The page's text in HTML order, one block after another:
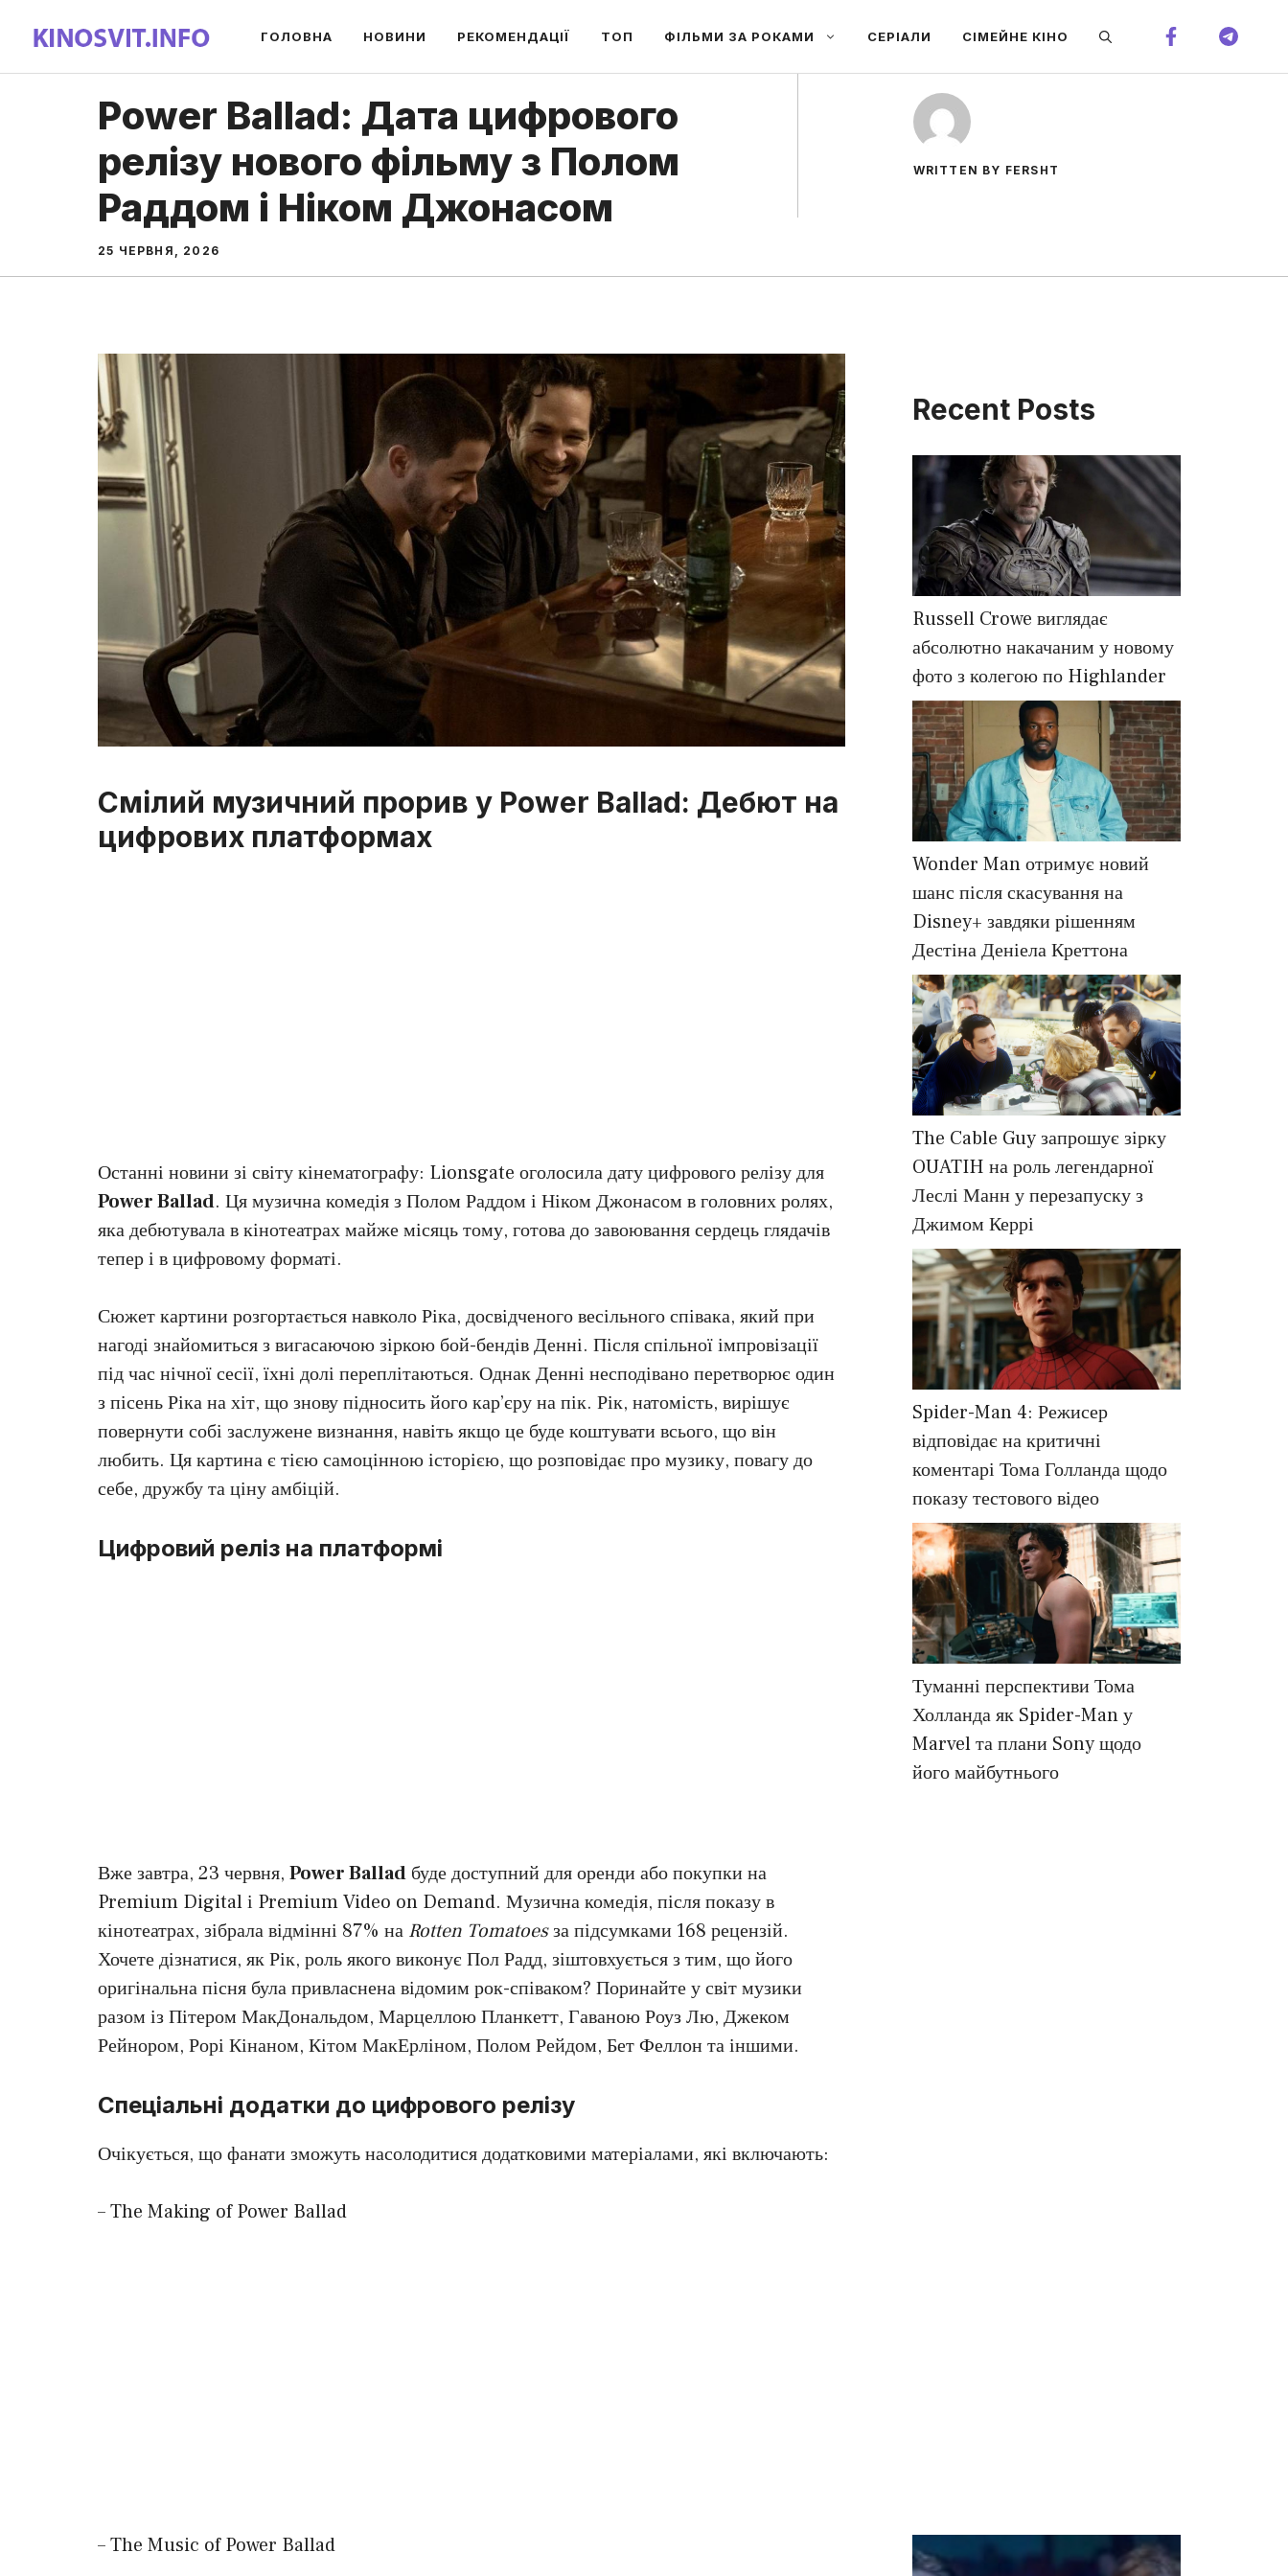
вмісту
ГОЛОВНА НОВИНИ РЕКОМЕНДАЦІЇ ТОП ФІЛЬМИ ЗА РОКАМИ СЕРІАЛИ СІМЕЙНЕ КІНО
Power Ballad: Дата цифрового
релізу нового фільму з Полом
Раддом і Ніком Джонасом
25 ЧЕРВНЯ, 2026
WRITTEN BY FERSHT
Смілий музичний прорив у Power Ballad: Дебют на
цифрових платформах
Останні новини зі світу кінематографу: Lionsgate оголосила дату цифрового релізу для
Power Ballad. Ця музична комедія з Полом Раддом і Ніком Джонасом в головних ролях,
яка дебютувала в кінотеатрах майже місяць тому, готова до завоювання сердець глядачів
тепер і в цифровому форматі.
Сюжет картини розгортається навколо Ріка, досвідченого весільного співака, який при
нагоді знайомиться з вигасаючою зіркою бой-бендів Денні. Після спільної імпровізації
під час нічної сесії, їхні долі переплітаються. Однак Денні несподівано перетворює один
з пісень Ріка на хіт, що знову підносить його кар’єру на пік. Рік, натомість, вирішує
повернути собі заслужене визнання, навіть якщо це буде коштувати всього, що він
любить. Ця картина є тією самоцінною історією, що розповідає про музику, повагу до
себе, дружбу та ціну амбіцій.
Цифровий реліз на платформі
Вже завтра, 23 червня, Power Ballad буде доступний для оренди або покупки на
Premium Digital і Premium Video on Demand. Музична комедія, після показу в
кінотеатрах, зібрала відмінні 87% на Rotten Tomatoesза підсумками 168 рецензій.
Хочете дізнатися, як Рік, роль якого виконує Пол Радд, зіштовхується з тим, що його
оригінальна пісня була привласнена відомим рок-співаком? Поринайте у світ музики
разом із Пітером МакДональдом, Марцеллою Планкетт, Гаваною Роуз Лю, Джеком
Рейнором, Рорі Кінаном, Кітом МакЕрліном, Полом Рейдом, Бет Феллон та іншими.
Спеціальні додатки до цифрового релізу
Очікується, що фанати зможуть насолодитися додатковими матеріалами, які включають:
– The Making of Power Ballad
– The Music of Power Ballad
Recent Posts
Russell Crowe виглядає
абсолютно накачаним у новому
фото з колегою по Highlander
Wonder Man отримує новий
шанс після скасування на
Disney+ завдяки рішенням
Дестіна Деніела Креттона
The Cable Guy запрошує зірку
OUATIH на роль легендарної
Леслі Манн у перезапуску з
Джимом Керрі
Spider-Man 4: Режисер
відповідає на критичні
коментарі Тома Голланда щодо
показу тестового відео
Туманні перспективи Тома
Холланда як Spider-Man у
Marvel та плани Sony щодо
його майбутнього